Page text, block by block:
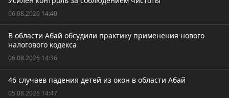
06.08.2026 14:40
В области Абай обсудили практику применения нового
налогового кодекса
06.08.2026 14:36
46 случаев падения детей из окон в области Абай
05.08.2026 14:47